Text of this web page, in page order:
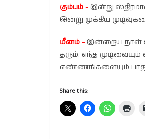
கும்பம் – இன்று
இன்று முக்கிய
மீனம் – இன்றைய நாள்
தரும். எந்த
எண்ணங்களையும்
Share this: